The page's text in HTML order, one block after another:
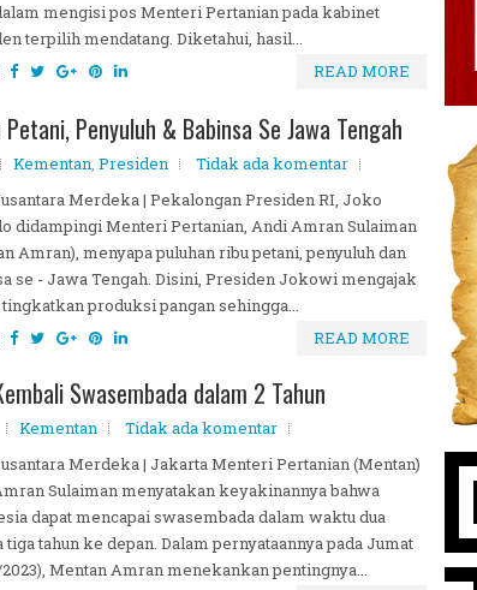
mengisi pos Menteri Pertanian pada kabinet
terpilih mendatang. Diketahui, hasil...
READ MORE
Penyuluh & Babinsa Se Jawa Tengah
Kementan, Presiden
Tidak ada komentar
Merdeka | Pekalongan Presiden RI, Joko
didampingi Menteri Pertanian, Andi Amran Sulaiman
Amran), menyapa puluhan ribu petani, penyuluh dan
se - Jawa Tengah. Disini, Presiden Jokowi mengajak
produksi pangan sehingga...
READ MORE
Swasembada dalam 2 Tahun
Kementan
Tidak ada komentar
Merdeka | Jakarta Menteri Pertanian (Mentan)
Sulaiman menyatakan keyakinannya bahwa
dapat mencapai swasembada dalam waktu dua
tiga tahun ke depan. Dalam pernyataannya pada Jumat
Mentan Amran menekankan pentingnya...